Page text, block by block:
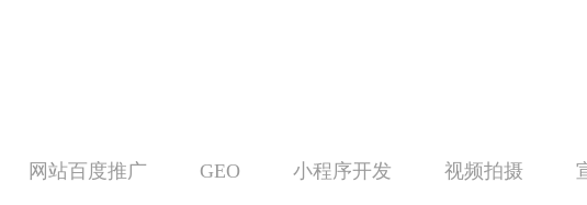
网站百度推广 GEO 小程序开发 视频拍摄